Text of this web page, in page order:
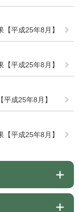
平成25年8月】
平成25年8月】
成25年8月】
平成25年8月】